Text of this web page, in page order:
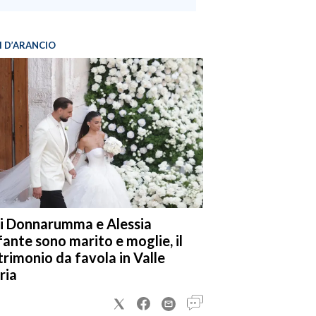
D’ARANCIO
Donnarumma e Alessia
sono marito e moglie, il
da favola in Valle